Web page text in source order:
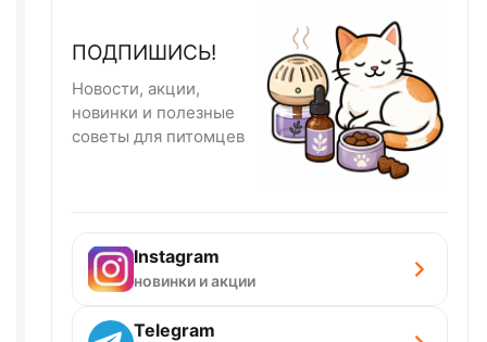
ПОДПИШИСЬ!
Новости, акции,
новинки и полезные
советы для питомцев
Instagram
новинки и акции
Telegram